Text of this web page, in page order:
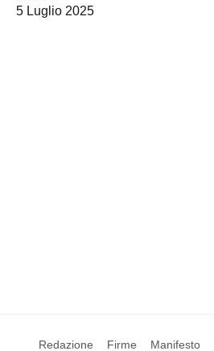
5 Luglio 2025
Redazione Firme Manifesto